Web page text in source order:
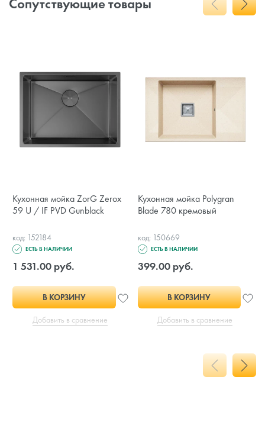
Сопутствующие товары
Кухонная мойка ZorG Zerox
59 U / IF PVD Gunblack
код: 152184
ЕСТЬ В НАЛИЧИИ
1 531.00 руб.
В КОРЗИНУ
Добавить в сравнение
Кухонная мойка Polygran
Blade 780 кремовый
код: 150669
ЕСТЬ В НАЛИЧИИ
399.00 руб.
В КОРЗИНУ
Добавить в сравнение